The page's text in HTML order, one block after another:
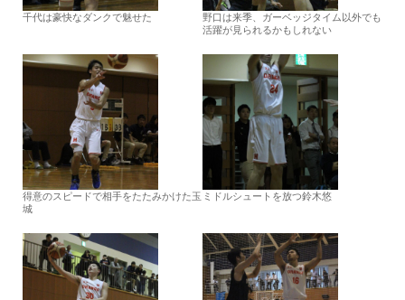
千代は豪快なダンクで魅せた
野口は来季、ガーベッジタイム以外でも
活躍が見られるかもしれない
得意のスピードで相手をたたみかけた玉
城
ミドルシュートを放つ鈴木悠